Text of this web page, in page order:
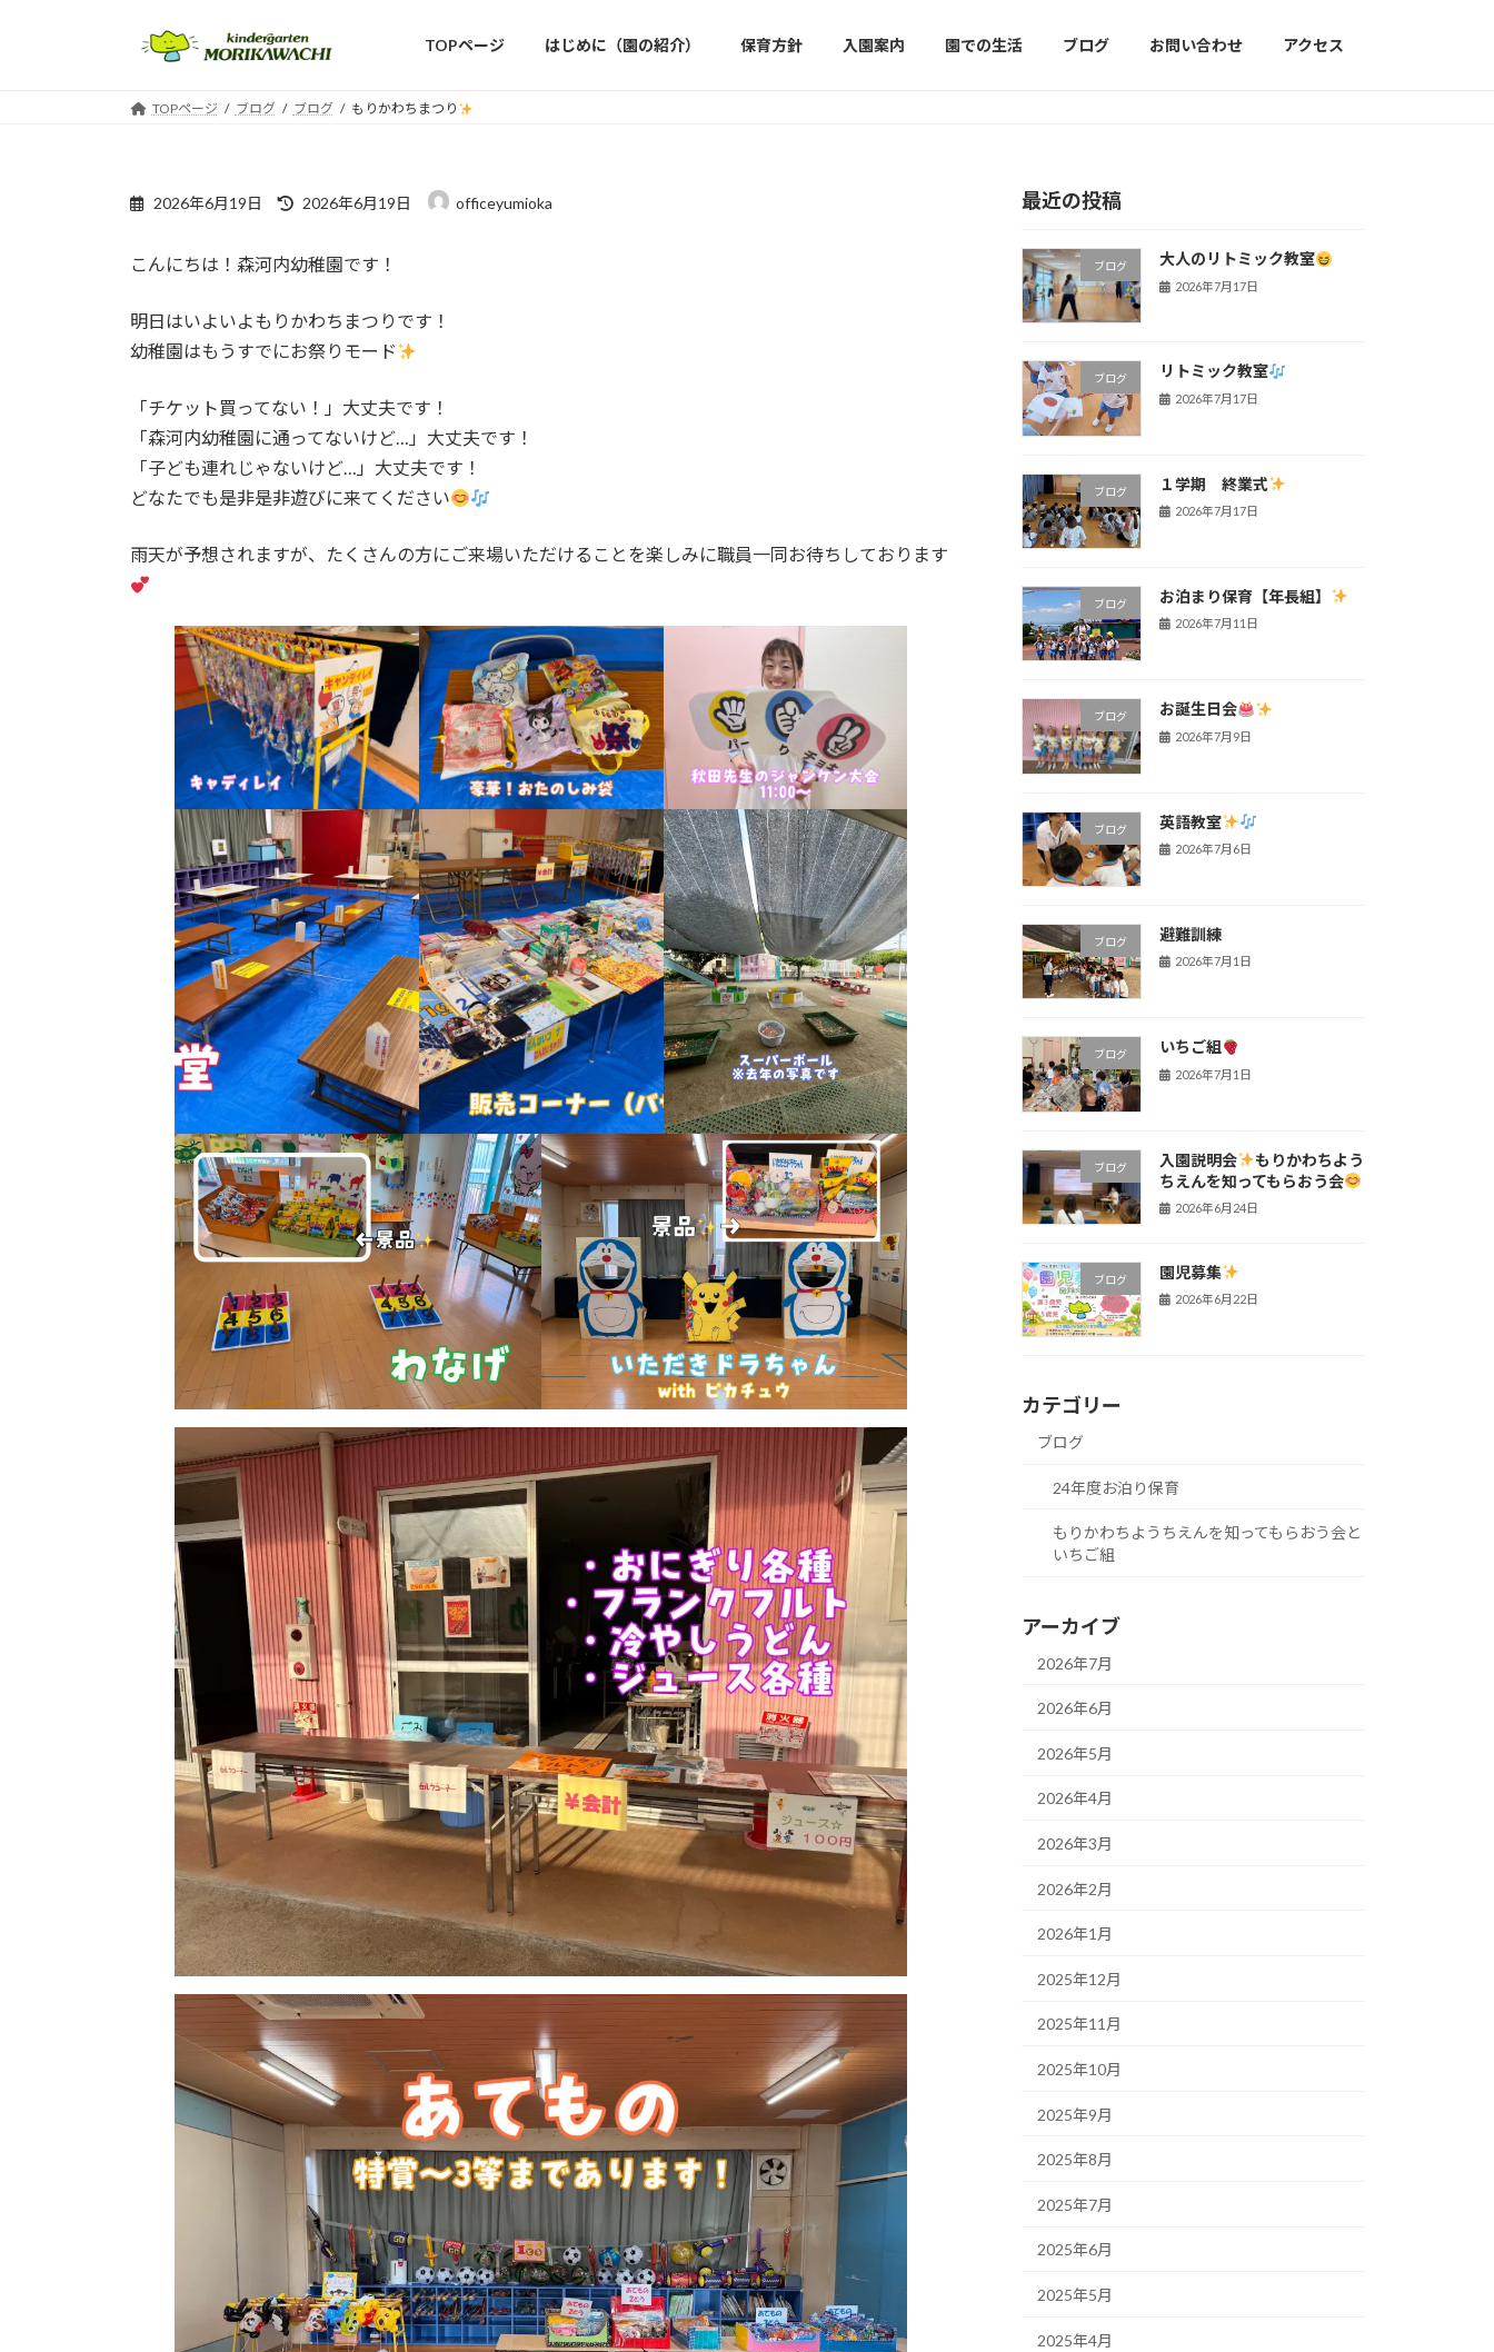
TOPページ はじめに（園の紹介） 保育方針 入園案内 園での生活 ブログ お問い合わせ アクセス
TOPページ ブログ ブログ もりかわちまつり
2026年6月19日
最
新
:
2026年6月19日 officeyumioka
こんにちは！森河内幼稚園です！
明日はいよいよもりかわちまつりです！
幼稚園はもうすでにお祭りモード
「チケット買ってない！」大丈夫です！
「森河内幼稚園に通ってないけど…」大丈夫です！
「子ども連れじゃないけど…」大丈夫です！
どなたでも是非是非遊びに来てください
雨天が予想されますが、たくさんの方にご来場いただけることを楽しみに職員一同お待ちしております
最近の投稿
ブログ 大人のリトミック教室
2026年7月17日
ブログ リトミック教室
2026年7月17日
ブログ １学期 終業式
2026年7月17日
ブログ お泊まり保育【年長組】
2026年7月11日
ブログ お誕生日会
2026年7月9日
ブログ 英語教室
2026年7月6日
ブログ 避難訓練
2026年7月1日
ブログ いちご組
2026年7月1日
ブログ 入園説明会
もりかわちよう
ちえんを知ってもらおう会
2026年6月24日
ブログ 園児募集
2026年6月22日
カテゴリー
ブログ
24年度お泊り保育
もりかわちようちえんを知ってもらおう会と
いちご組
アーカイブ
2026年7月
2026年6月
2026年5月
2026年4月
2026年3月
2026年2月
2026年1月
2025年12月
2025年11月
2025年10月
2025年9月
2025年8月
2025年7月
2025年6月
2025年5月
2025年4月